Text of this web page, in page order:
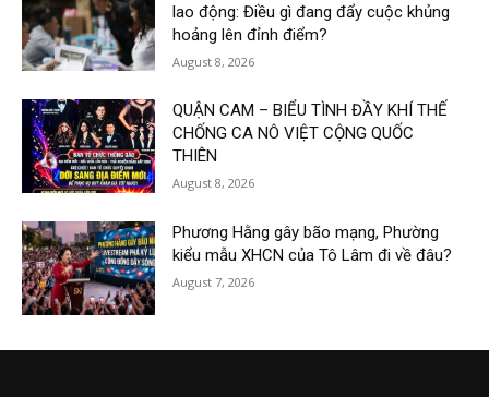
lao động: Điều gì đang đẩy cuộc khủng
hoảng lên đỉnh điểm?
August 8, 2026
QUẬN CAM – BIỂU TÌNH ĐẦY KHÍ THẾ
CHỐNG CA NÔ VIỆT CỘNG QUỐC
THIÊN
August 8, 2026
Phương Hằng gây bão mạng, Phường
kiểu mẫu XHCN của Tô Lâm đi về đâu?
August 7, 2026